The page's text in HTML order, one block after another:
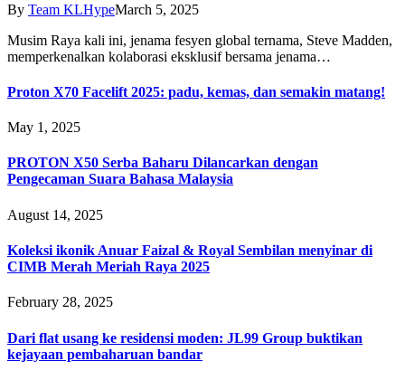
By Team KLHypeMarch 5, 2025
Musim Raya kali ini, jenama fesyen global ternama, Steve Madden,
memperkenalkan kolaborasi eksklusif bersama jenama…
Proton X70 Facelift 2025: padu, kemas, dan semakin matang!
May 1, 2025
PROTON X50 Serba Baharu Dilancarkan dengan
Pengecaman Suara Bahasa Malaysia
August 14, 2025
Koleksi ikonik Anuar Faizal & Royal Sembilan menyinar di
CIMB Merah Meriah Raya 2025
February 28, 2025
Dari flat usang ke residensi moden: JL99 Group buktikan
kejayaan pembaharuan bandar